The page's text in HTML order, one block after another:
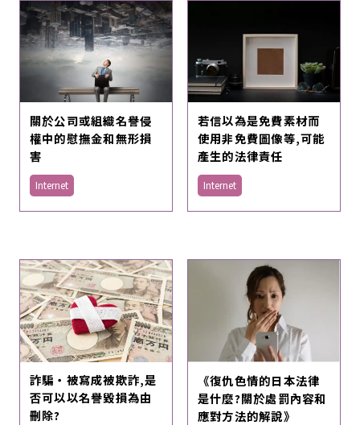
關於公司或組織名譽侵
權中的慰撫金和無形損
害
Internet
若信以為是免費素材而
使用非免費圖像等,可能
產生的法律責任
Internet
詐騙・被寫成被欺詐,是
否可以以名譽毀損為由
刪除?
《復仇色情的日本法律
是什麼?關於處罰內容和
應對方法的解說》